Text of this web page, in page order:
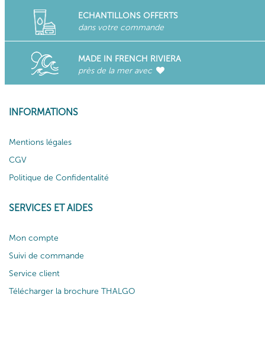
ECHANTILLONS OFFERTS
dans votre commande
MADE IN FRENCH RIVIERA
près de la mer avec
INFORMATIONS
Mentions légales
CGV
Politique de Confidentalité
SERVICES ET AIDES
Mon compte
Suivi de commande
Service client
Télécharger la brochure THALGO